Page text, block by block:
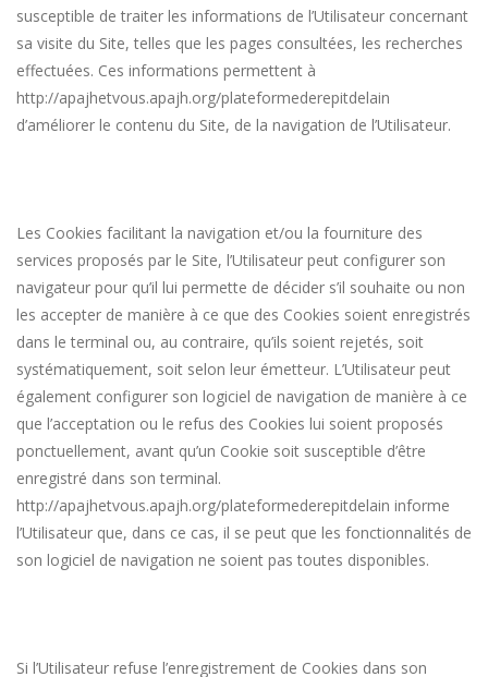
susceptible de traiter les informations de l’Utilisateur concernant
sa visite du Site, telles que les pages consultées, les recherches
effectuées. Ces informations permettent à
http://apajhetvous.apajh.org/plateformederepitdelain
d’améliorer le contenu du Site, de la navigation de l’Utilisateur.
Les Cookies facilitant la navigation et/ou la fourniture des
services proposés par le Site, l’Utilisateur peut configurer son
navigateur pour qu’il lui permette de décider s’il souhaite ou non
les accepter de manière à ce que des Cookies soient enregistrés
dans le terminal ou, au contraire, qu’ils soient rejetés, soit
systématiquement, soit selon leur émetteur. L’Utilisateur peut
également configurer son logiciel de navigation de manière à ce
que l’acceptation ou le refus des Cookies lui soient proposés
ponctuellement, avant qu’un Cookie soit susceptible d’être
enregistré dans son terminal.
http://apajhetvous.apajh.org/plateformederepitdelain informe
l’Utilisateur que, dans ce cas, il se peut que les fonctionnalités de
son logiciel de navigation ne soient pas toutes disponibles.
Si l’Utilisateur refuse l’enregistrement de Cookies dans son